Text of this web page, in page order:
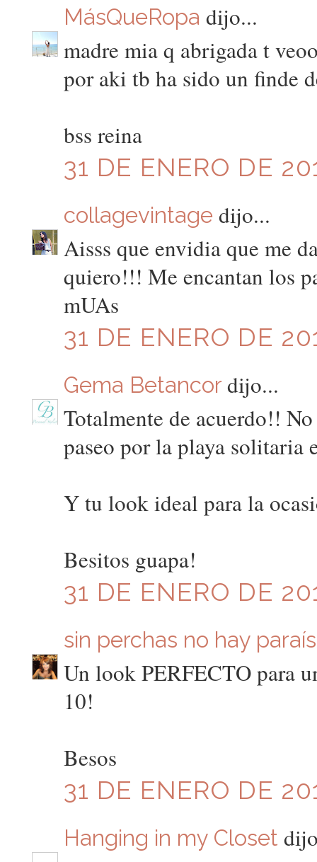
MásQueRopa dijo...
madre mia q abrigada t
por aki tb ha sido un finde
bss reina
31 DE ENERO DE
collagevintage dijo...
Aisss que envidia que me
quiero!!! Me encantan los
mUAs
31 DE ENERO DE
Gema Betancor dijo...
Totalmente de acuerdo!!
paseo por la playa solitaria
Y tu look ideal para la
Besitos guapa!
31 DE ENERO DE
sin perchas no hay
Un look PERFECTO para
10!
Besos
31 DE ENERO DE
Hanging in my Closet